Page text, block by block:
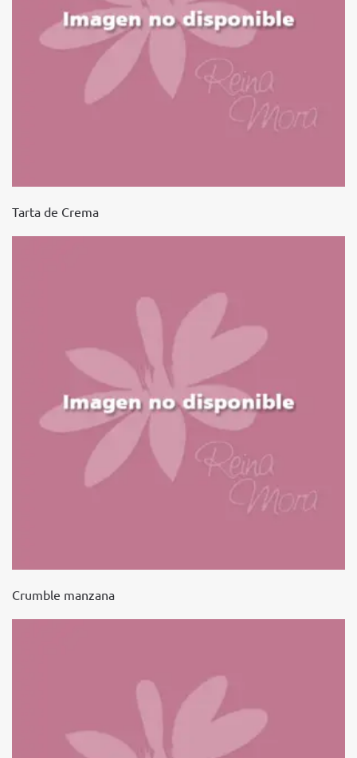
Tarta de Crema
Crumble manzana